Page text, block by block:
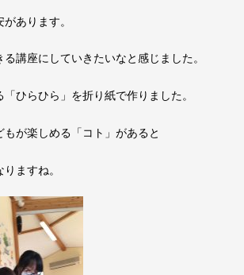
あります。
講座にしていきたいなと感じました。
ひらひら」を折り紙で作りました。
もが楽しめる「コト」があると
ますね。